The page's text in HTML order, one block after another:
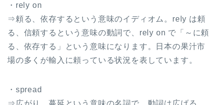
・rely on
⇒頼る、依存するという意味のイディオム。rely は頼
る、信頼するという意味の動詞で、rely on で「～に頼
る、依存する」という意味になります。日本の果汁市
場の多くが輸入に頼っている状況を表しています。
・spread
⇒広がり、蔓延という意味の名詞で、動詞は広げる、